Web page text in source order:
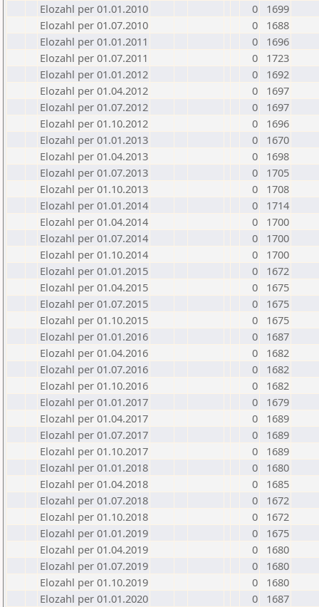
Elozahl per 01.01.2010
0
1699
Elozahl per 01.07.2010
0
1688
Elozahl per 01.01.2011
0
1696
Elozahl per 01.07.2011
0
1723
Elozahl per 01.01.2012
0
1692
Elozahl per 01.04.2012
0
1697
Elozahl per 01.07.2012
0
1697
Elozahl per 01.10.2012
0
1696
Elozahl per 01.01.2013
0
1670
Elozahl per 01.04.2013
0
1698
Elozahl per 01.07.2013
0
1705
Elozahl per 01.10.2013
0
1708
Elozahl per 01.01.2014
0
1714
Elozahl per 01.04.2014
0
1700
Elozahl per 01.07.2014
0
1700
Elozahl per 01.10.2014
0
1700
Elozahl per 01.01.2015
0
1672
Elozahl per 01.04.2015
0
1675
Elozahl per 01.07.2015
0
1675
Elozahl per 01.10.2015
0
1675
Elozahl per 01.01.2016
0
1687
Elozahl per 01.04.2016
0
1682
Elozahl per 01.07.2016
0
1682
Elozahl per 01.10.2016
0
1682
Elozahl per 01.01.2017
0
1679
Elozahl per 01.04.2017
0
1689
Elozahl per 01.07.2017
0
1689
Elozahl per 01.10.2017
0
1689
Elozahl per 01.01.2018
0
1680
Elozahl per 01.04.2018
0
1685
Elozahl per 01.07.2018
0
1672
Elozahl per 01.10.2018
0
1672
Elozahl per 01.01.2019
0
1675
Elozahl per 01.04.2019
0
1680
Elozahl per 01.07.2019
0
1680
Elozahl per 01.10.2019
0
1680
Elozahl per 01.01.2020
0
1687